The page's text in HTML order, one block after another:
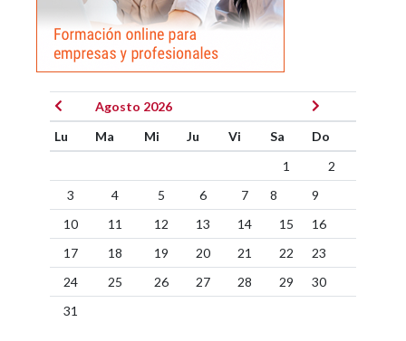
Agosto 2026
Lu
Ma Mi Ju Vi Sa
Do
1
2
3
4 5 6 7 8
9
10
11 12 13 14 15
16
17
18 19 20 21 22
23
24
25 26 27 28 29
30
31